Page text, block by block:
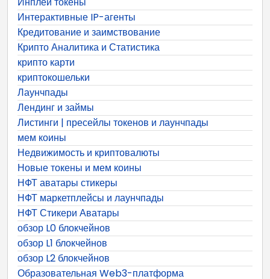
Интерактивные IP-агенты
Кредитование и заимствование
Крипто Аналитика и Статистика
крипто карти
криптокошельки
Лаунчпады
Лендинг и займы
Листинги | пресейлы токенов и лаунчпады
мем коины
Недвижимость и криптовалюты
Новые токены и мем коины
НФТ аватары стикеры
НФТ маркетплейсы и лаунчпады
НФТ Стикери Аватары
обзор L0 блокчейнов
обзор L1 блокчейнов
обзор L2 блокчейнов
Образовательная Web3-платформа